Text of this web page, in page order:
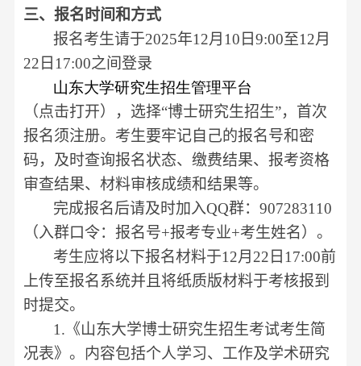
三、报名时间和方式
报名考生请于2025年12月 10 日9:00至12月
22 日 17:00之间登录
山东大学研究生招生管理平台
（点击打开），选择“博士研究生招生”，首次
报名须注册。考生要牢记自己的报名号和密
码，及时查询报名状态、缴费结果、报考资格
审查结果、材料审核成绩和结果等。
完成报名后请及时加入QQ群：907283110
（入群口令：报名号+报考专业+考生姓名）。
考生应将以下报名材料于12月 22 日 17:00前
上传至报名系统并且将纸质版材料于考核报到
时提交。
1. 《山东大学博士研究生招生考试考生简
况表》。内容包括个人学习、工作及学术研究